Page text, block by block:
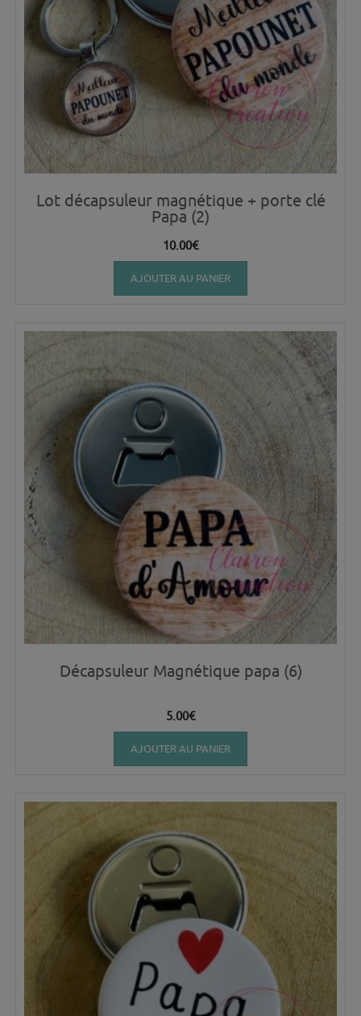
Lot décapsuleur magnétique + porte clé
Papa (2)
10.00€
AJOUTER AU PANIER
Décapsuleur Magnétique papa (6)
5.00€
AJOUTER AU PANIER